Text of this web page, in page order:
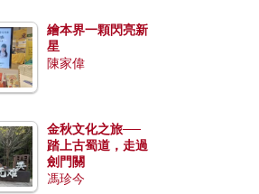
繪本界一顆閃亮新
星
陳家偉
金秋文化之旅──
踏上古蜀道，走過
劍門關
馮珍今